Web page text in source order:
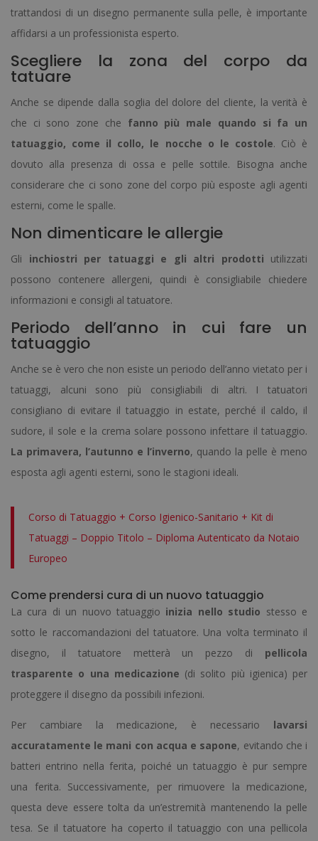
trattandosi di un disegno permanente sulla pelle, è importante
affidarsi a un professionista esperto.
Scegliere la zona del corpo da
tatuare
Anche se dipende dalla soglia del dolore del cliente, la verità è
che ci sono zone che fanno più male quando si fa un
tatuaggio, come il collo, le nocche o le costole. Ciò è
dovuto alla presenza di ossa e pelle sottile. Bisogna anche
considerare che ci sono zone del corpo più esposte agli agenti
esterni, come le spalle.
Non dimenticare le allergie
Gli inchiostri per tatuaggi e gli altri prodotti utilizzati
possono contenere allergeni, quindi è consigliabile chiedere
informazioni e consigli al tatuatore.
Periodo dell’anno in cui fare un
tatuaggio
Anche se è vero che non esiste un periodo dell’anno vietato per i
tatuaggi, alcuni sono più consigliabili di altri. I tatuatori
consigliano di evitare il tatuaggio in estate, perché il caldo, il
sudore, il sole e la crema solare possono infettare il tatuaggio.
La primavera, l’autunno e l’inverno, quando la pelle è meno
esposta agli agenti esterni, sono le stagioni ideali.
Corso di Tatuaggio + Corso Igienico-Sanitario + Kit di
Tatuaggi – Doppio Titolo – Diploma Autenticato da Notaio
Europeo
Come prendersi cura di un nuovo tatuaggio
La cura di un nuovo tatuaggio inizia nello studio stesso e
sotto le raccomandazioni del tatuatore. Una volta terminato il
disegno, il tatuatore metterà un pezzo di pellicola
trasparente o una medicazione (di solito più igienica) per
proteggere il disegno da possibili infezioni.
Per cambiare la medicazione, è necessario lavarsi
accuratamente le mani con acqua e sapone, evitando che i
batteri entrino nella ferita, poiché un tatuaggio è pur sempre
una ferita. Successivamente, per rimuovere la medicazione,
questa deve essere tolta da un’estremità mantenendo la pelle
tesa. Se il tatuatore ha coperto il tatuaggio con una pellicola